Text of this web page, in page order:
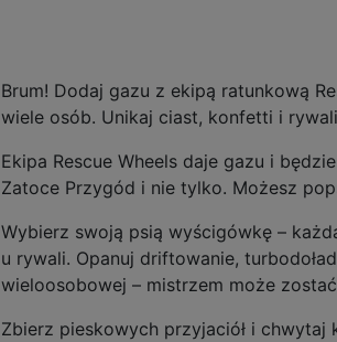
Brum! Dodaj gazu z ekipą ratunkową
wiele osób. Unikaj ciast, konfetti i
Ekipa Rescue Wheels daje gazu i
Zatoce Przygód i nie tylko. Możesz
Wybierz swoją psią wyścigówkę –
u rywali. Opanuj driftowanie,
wieloosobowej – mistrzem może
Zbierz pieskowych przyjaciół i chwytaj